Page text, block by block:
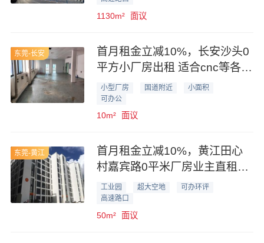
1130m² 面议
东莞-长安
首月租金立减10%，长安沙头0
平方小厂房出租 适合cnc等各种
轻加工
小型厂房 国道附近
小面积
可办公
10m² 面议
东莞-黄江
首月租金立减10%，黄江田心
村嘉宾路0平米厂房业主直租，
形象好可办环评
工业园 超大空地
可办环评
高速路口
50m² 面议